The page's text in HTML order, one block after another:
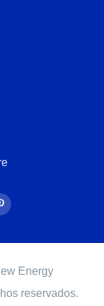
Energy
reservados.